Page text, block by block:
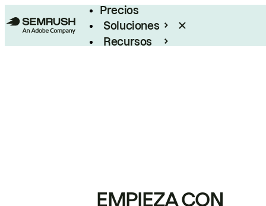
Precios
Soluciones
Recursos
EMPIEZA CON